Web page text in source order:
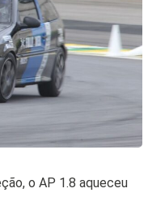
o AP 1.8 aqueceu